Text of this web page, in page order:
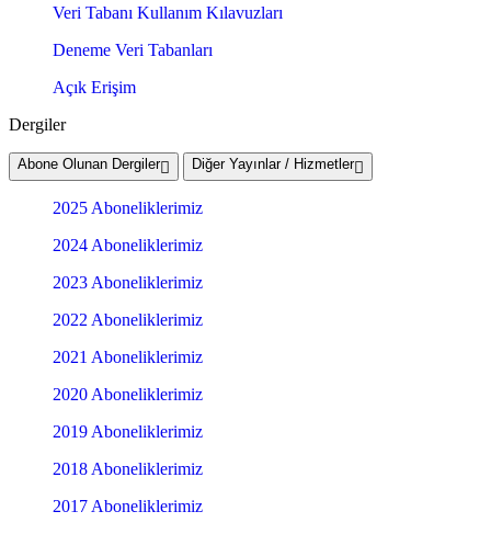
Veri Tabanı Kullanım Kılavuzları
Deneme Veri Tabanları
Açık Erişim
Dergiler
Abone Olunan Dergiler Diğer Yayınlar / Hizmetler
2025 Aboneliklerimiz
2024 Aboneliklerimiz
2023 Aboneliklerimiz
2022 Aboneliklerimiz
2021 Aboneliklerimiz
2020 Aboneliklerimiz
2019 Aboneliklerimiz
2018 Aboneliklerimiz
2017 Aboneliklerimiz